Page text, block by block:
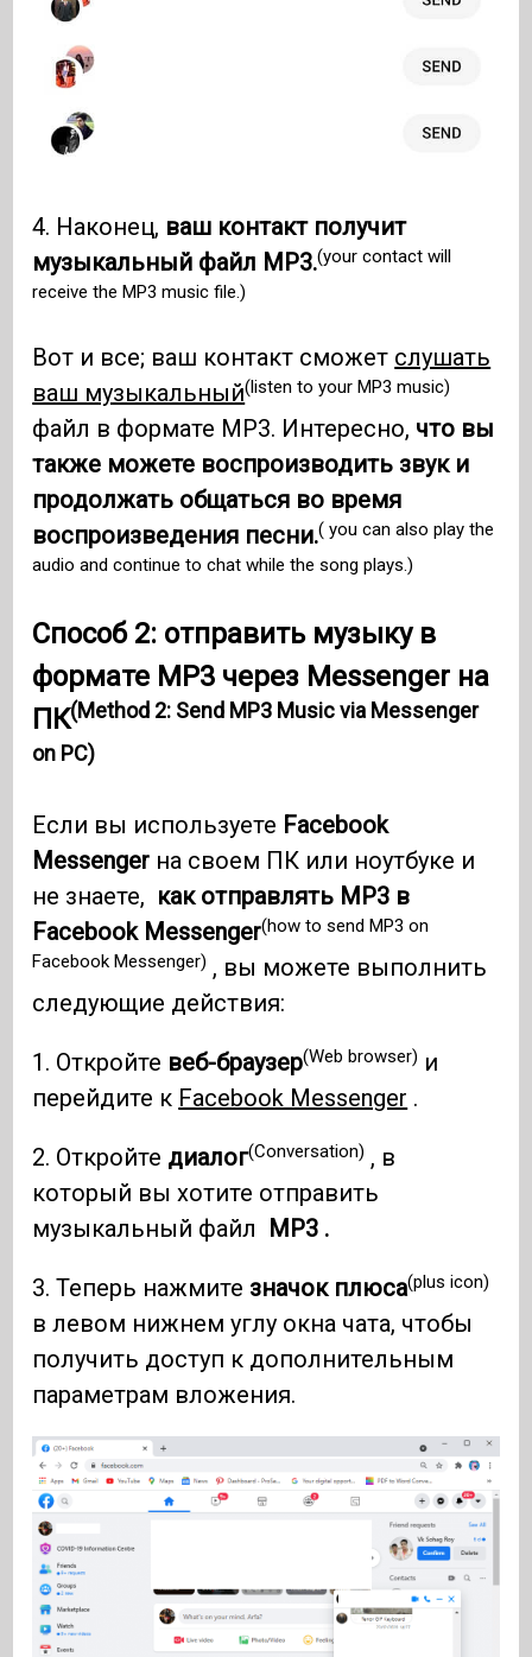
4. Наконец, ваш контакт получит
музыкальный файл MP3.(your contact will
receive the MP3 music file.)
Вот и все; ваш контакт сможет слушать
ваш музыкальный(listen to your MP3 music)
файл в формате MP3. Интересно, что вы
также можете воспроизводить звук и
продолжать общаться во время
воспроизведения песни.( you can also play the
audio and continue to chat while the song plays.)
Способ 2: отправить музыку в
формате MP3 через Messenger на
ПК(Method 2: Send MP3 Music via Messenger
on PC)
Если вы используете Facebook
Messenger на своем ПК или ноутбуке и
не знаете, как отправлять MP3 в
Facebook Messenger(how to send MP3 on
Facebook Messenger) , вы можете выполнить
следующие действия:
1. Откройте веб-браузер(Web browser) и
перейдите к Facebook Messenger .
2. Откройте диалог(Conversation) , в
который вы хотите отправить
музыкальный файл
MP3 .
3. Теперь нажмите значок плюса(plus icon)
в левом нижнем углу окна чата, чтобы
получить доступ к дополнительным
параметрам вложения.